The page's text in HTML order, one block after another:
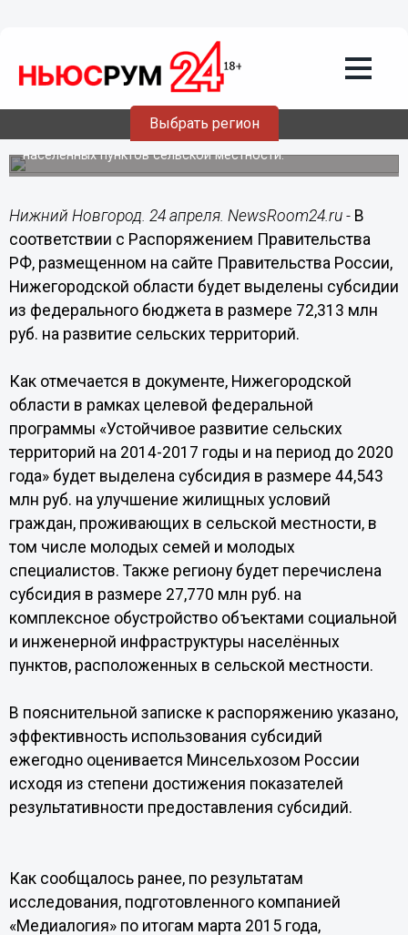
Выбрать регион
Нижегородская область получит более
72 млн руб. федеральных субсидий на
развитие сельских территорий
Денежные средства будут направлены на улучшение
жилищных условий граждан и на обустройство
объектами социальной и инженерной инфраструктуры
населённых пунктов сельской местности.
Нижний Новгород. 24 апреля. NewsRoom24.ru - В
соответствии с Распоряжением Правительства
РФ, размещенном на сайте Правительства России,
Нижегородской области будет выделены субсидии
из федерального бюджета в размере 72,313 млн
руб. на развитие сельских территорий.
Как отмечается в документе, Нижегородской
области в рамках целевой федеральной
программы «Устойчивое развитие сельских
территорий на 2014-2017 годы и на период до 2020
года» будет выделена субсидия в размере 44,543
млн руб. на улучшение жилищных условий
граждан, проживающих в сельской местности, в
том числе молодых семей и молодых
специалистов. Также региону будет перечислена
субсидия в размере 27,770 млн руб. на
комплексное обустройство объектами социальной
и инженерной инфраструктуры населённых
пунктов, расположенных в сельской местности.
В пояснительной записке к распоряжению указано,
эффективность использования субсидий
ежегодно оценивается Минсельхозом России
исходя из степени достижения показателей
результативности предоставления субсидий.
Как сообщалось ранее, по результатам
исследования, подготовленного компанией
«Медиалогия» по итогам марта 2015 года,